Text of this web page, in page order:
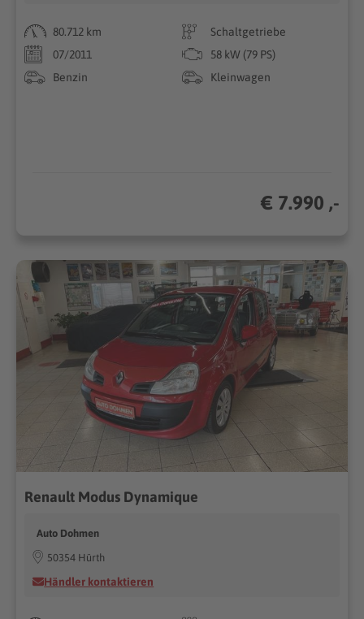
80.712 km
Schaltgetriebe
07/2011
58 kW (79 PS)
Benzin
Kleinwagen
€ 7.990 ,-
Renault Modus Dynamique
Auto Dohmen
50354 Hürth
Händler kontaktieren